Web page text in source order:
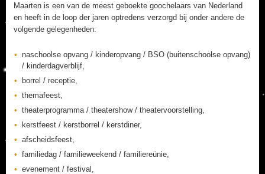
Maarten is een van de meest geboekte goochelaars van Nederland
en heeft in de loop der jaren optredens verzorgd bij onder andere de
volgende gelegenheden:
naschoolse opvang / kinderopvang / BSO (buitenschoolse opvang)
/ kinderdagverblijf,
borrel / receptie,
themafeest,
theaterprogramma / theatershow / theatervoorstelling,
kerstfeest / kerstborrel / kerstdiner,
afscheidsfeest,
familiedag / familieweekend / familiereünie,
evenement / festival,